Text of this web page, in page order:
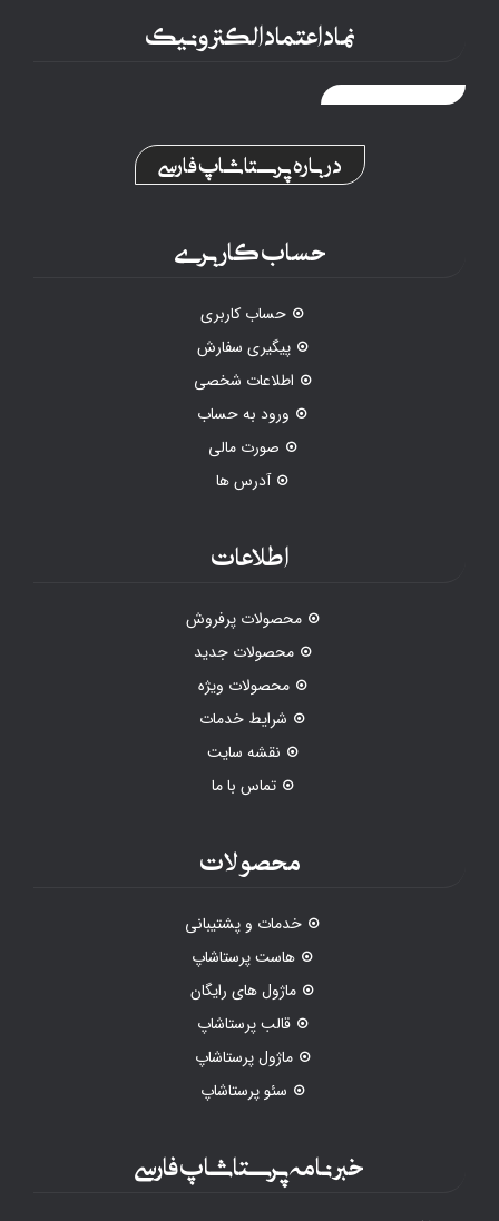
نماد اعتماد الکترونیک
درباره پرستاشاپ فارسی
حساب کاربری
حساب کاربری
پیگیری سفارش
اطلاعات شخصی
ورود به حساب
صورت مالی
آدرس ها
اطلاعات
محصولات پرفروش
محصولات جدید
محصولات ویژه
شرایط خدمات
نقشه سایت
تماس با ما
محصولات
خدمات و پشتیبانی
هاست پرستاشاپ
ماژول های رایگان
قالب پرستاشاپ
ماژول پرستاشاپ
سئو پرستاشاپ
خبرنامه پرستاشاپ فارسی